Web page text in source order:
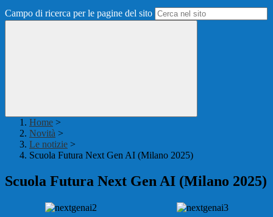
Campo di ricerca per le pagine del sito
Home >
Novità >
Le notizie >
Scuola Futura Next Gen AI (Milano 2025)
Scuola Futura Next Gen AI (Milano 2025)